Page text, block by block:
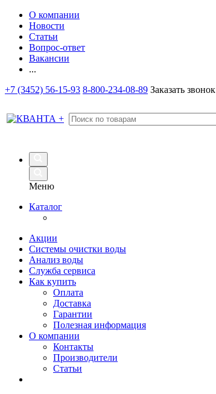
О компании
Новости
Статьи
Вопрос-ответ
Вакансии
...
+7 (3452) 56-15-93 8-800-234-08-89 Заказать звонок
Меню
Каталог
Акции
Системы очистки воды
Анализ воды
Служба сервиса
Как купить
Оплата
Доставка
Гарантии
Полезная информация
О компании
Контакты
Производители
Статьи